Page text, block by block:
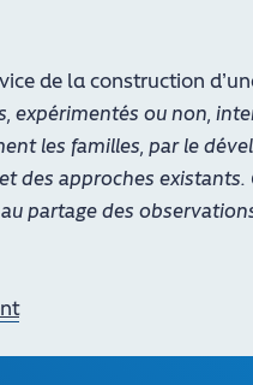
de la construction
expérimentés ou non,
les familles, par le
des approches
partage des